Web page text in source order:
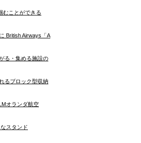
むことができる
British Airways「A
る・集める施設の
るブロック型収納
オランダ航空
スタンド